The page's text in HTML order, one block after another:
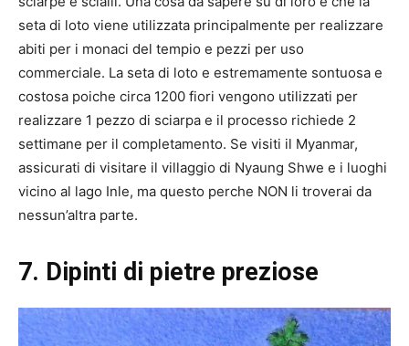
seta di loto viene utilizzata principalmente per realizzare
abiti per i monaci del tempio e pezzi per uso
commerciale. La seta di loto e estremamente sontuosa e
costosa poiche circa 1200 fiori vengono utilizzati per
realizzare 1 pezzo di sciarpa e il processo richiede 2
settimane per il completamento. Se visiti il ​​Myanmar,
assicurati di visitare il villaggio di Nyaung Shwe e i luoghi
vicino al lago Inle, ma questo perche NON li troverai da
nessun’altra parte.
7. Dipinti di pietre preziose